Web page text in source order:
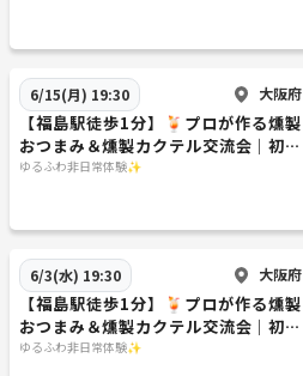
6/15(月) 19:30 大阪府
【福島駅徒歩1分】🍹プロが作る燻製
おつまみ＆燻製カクテル交流会｜初参
加・一人参加歓迎！
ゆるふわ非日常体験✨
6/3(水) 19:30 大阪府
【福島駅徒歩1分】🍹プロが作る燻製
おつまみ＆燻製カクテル交流会｜初参
加・一人参加歓迎！
ゆるふわ非日常体験✨